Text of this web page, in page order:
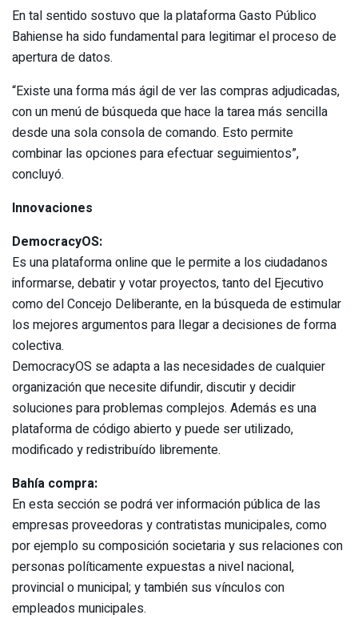
En tal sentido sostuvo que la plataforma Gasto Público
Bahiense ha sido fundamental para legitimar el proceso de
apertura de datos.
“Existe una forma más ágil de ver las compras adjudicadas,
con un menú de búsqueda que hace la tarea más sencilla
desde una sola consola de comando. Esto permite
combinar las opciones para efectuar seguimientos”,
concluyó.
Innovaciones
DemocracyOS:
Es una plataforma online que le permite a los ciudadanos
informarse, debatir y votar proyectos, tanto del Ejecutivo
como del Concejo Deliberante, en la búsqueda de estimular
los mejores argumentos para llegar a decisiones de forma
colectiva.
DemocracyOS se adapta a las necesidades de cualquier
organización que necesite difundir, discutir y decidir
soluciones para problemas complejos. Además es una
plataforma de código abierto y puede ser utilizado,
modificado y redistribuído libremente.
Bahía compra:
En esta sección se podrá ver información pública de las
empresas proveedoras y contratistas municipales, como
por ejemplo su composición societaria y sus relaciones con
personas políticamente expuestas a nivel nacional,
provincial o municipal; y también sus vínculos con
empleados municipales.